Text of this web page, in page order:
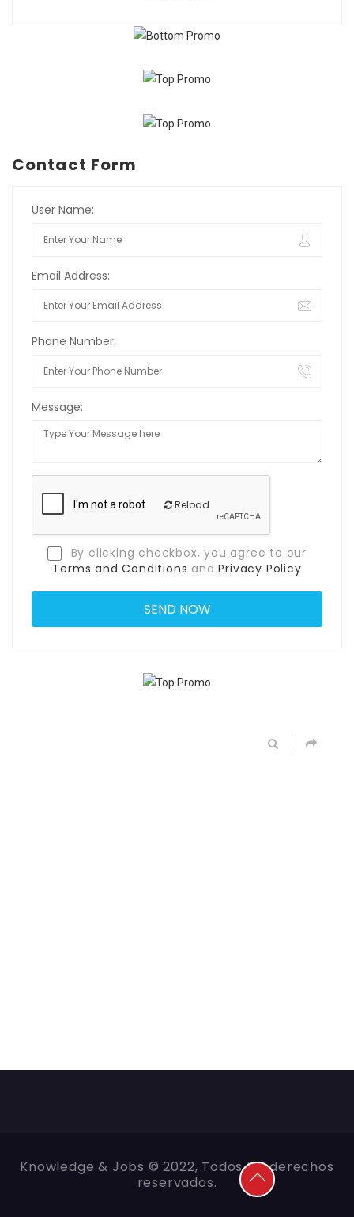
Contact Form
User Name:
Email Address:
Phone Number:
Message:
Reload
By clicking checkbox, you agree to our
Terms and Conditions andPrivacy Policy
Knowledge & Jobs © 2022, Todos los derechos
reservados.